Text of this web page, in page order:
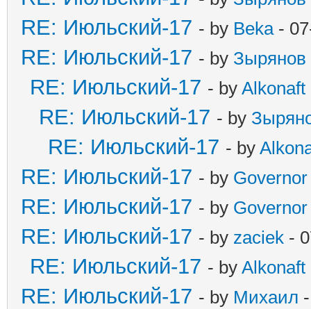
RE: Июльский-17 - by Beka-
RE: Июльский-17 - by Зырянов
RE: Июльский-17 - by Alkonaft
RE: Июльский-17 - by
RE: Июльский-17 - by
RE: Июльский-17 - by Governor
RE: Июльский-17 - by Governor
RE: Июльский-17 - by zaciek -
RE: Июльский-17 - by Alkonaft
RE: Июльский-17 - by Михаил